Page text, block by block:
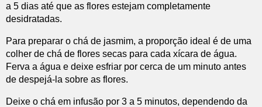
a 5 dias até que as flores estejam completamente
desidratadas.
Para preparar o chá de jasmim, a proporção ideal é de uma
colher de chá de flores secas para cada xícara de água.
Ferva a água e deixe esfriar por cerca de um minuto antes
de despejá-la sobre as flores.
Deixe o chá em infusão por 3 a 5 minutos, dependendo da